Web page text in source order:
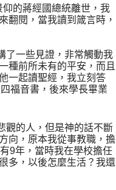
的蔣經國總統離世，我
翻閱，當我讀到箴言時，
了一些見證，非常觸動我
種前所未有的平安，而且
一起讀聖經，我立刻答
福音書，後來學長畢業
觀的人，但是神的話不斷
向，原本我從事教職，擔
9年，當時我在學校擔任
多，以後怎麼生活？我還